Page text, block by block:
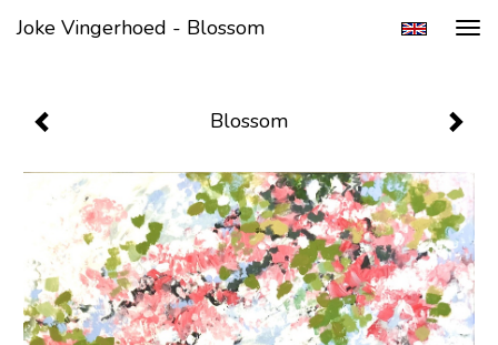
Joke Vingerhoed - Blossom
Blossom